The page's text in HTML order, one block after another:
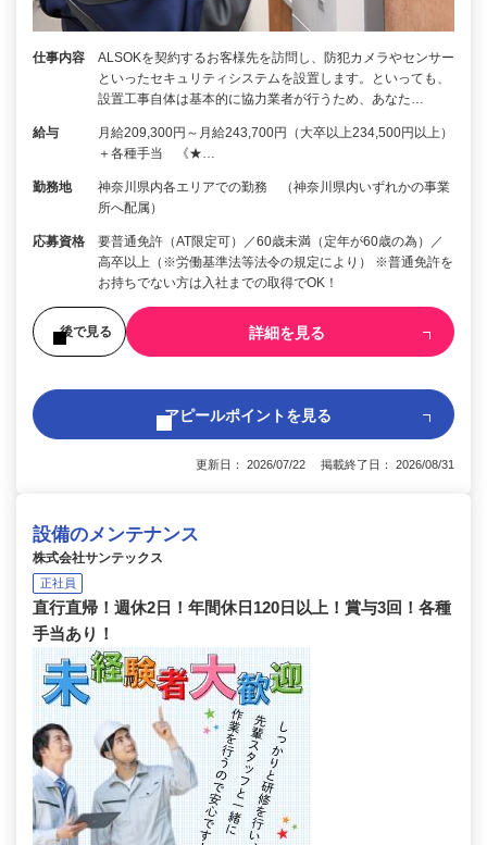
仕事内容
ALSOKを契約するお客様先を訪問し、防犯カメラやセンサー
といったセキュリティシステムを設置します。といっても、
設置工事自体は基本的に協力業者が行うため、あなた…
給与
月給209,300円～月給243,700円（大卒以上234,500円以上）
＋各種手当 《★…
勤務地
神奈川県内各エリアでの勤務 （神奈川県内いずれかの事業
所へ配属）
応募資格
要普通免許（AT限定可）／60歳未満（定年が60歳の為）／
高卒以上（※労働基準法等法令の規定により） ※普通免許を
お持ちでない方は入社までの取得でOK！
後で見る 詳細を見る
アピールポイントを見る
更新日： 2026/07/22 掲載終了日： 2026/08/31
設備のメンテナンス
株式会社サンテックス
正社員
直行直帰！週休2日！年間休日120日以上！賞与3回！各種
手当あり！